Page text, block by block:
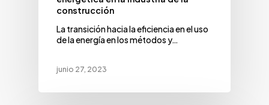
construcción
La transición hacia la eficiencia en el uso
de la energía en los métodos y…
junio 27, 2023